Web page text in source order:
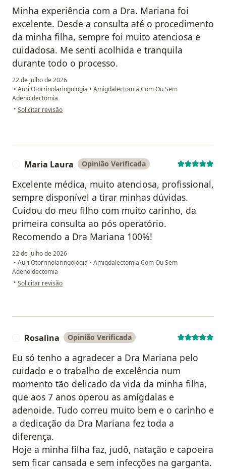
Minha experiência com a Dra. Mariana foi
excelente. Desde a consulta até o procedimento
da minha filha, sempre foi muito atenciosa e
cuidadosa. Me senti acolhida e tranquila
durante todo o processo.
22 de julho de 2026
• Auri Otorrinolaringologia • Amigdalectomia Com Ou Sem
Adenoidectomia
• na opinião do utilizador Patrícia
Solicitar revisão
Maria Laura Opinião Verificada
Excelente médica, muito atenciosa, profissional,
sempre disponível a tirar minhas dúvidas.
Cuidou do meu filho com muito carinho, da
primeira consulta ao pós operatório.
Recomendo a Dra Mariana 100%!
22 de julho de 2026
• Auri Otorrinolaringologia • Amigdalectomia Com Ou Sem
Adenoidectomia
• na opinião do utilizador Maria Laura
Solicitar revisão
Rosalina Opinião Verificada
Eu só tenho a agradecer a Dra Mariana pelo
cuidado e o trabalho de excelência num
momento tão delicado da vida da minha filha,
que aos 7 anos operou as amígdalas e
adenoide. Tudo correu muito bem e o carinho e
a dedicação da Dra Mariana fez toda a
diferença.
Hoje a minha filha faz, judô, natação e capoeira
sem ficar cansada e sem infecções na garganta.